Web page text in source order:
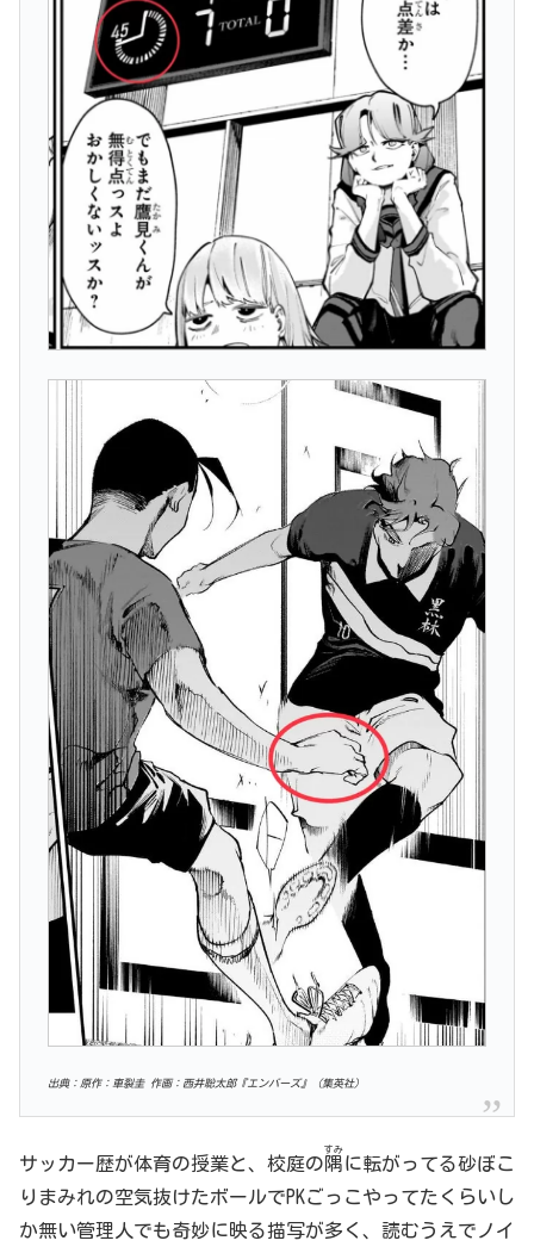
出典：原作：車裂圭 作画：西井聡太郎『エンバーズ』（集英社）
サッカー歴が体育の授業と、校庭の隅
すみ
に転がってる砂ぼこ
りまみれの空気抜けたボールでPKごっこやってたくらいし
か無い管理人でも奇妙に映る描写が多く、読むうえでノイ